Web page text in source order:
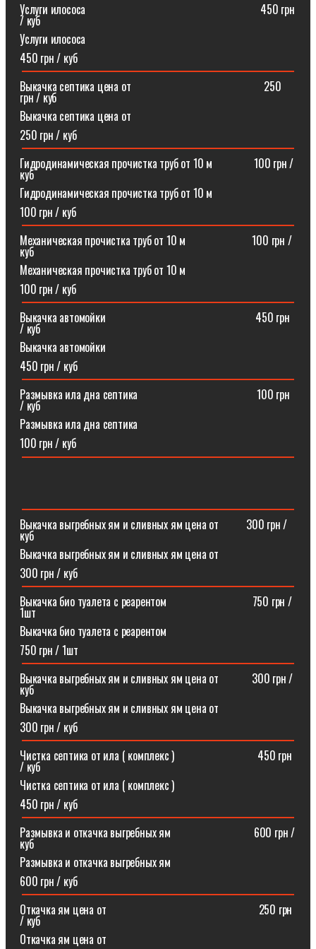
Услуги илососа⠀⠀⠀⠀⠀⠀⠀⠀⠀⠀⠀⠀⠀⠀⠀⠀⠀⠀⠀⠀⠀450 грн
/ куб
Услуги илососа
450 грн / куб
Выкачка септика цена от⠀⠀⠀⠀⠀⠀⠀⠀⠀⠀⠀⠀⠀⠀⠀⠀250
грн / куб
Выкачка септика цена от
250 грн / куб
Гидродинамическая прочистка труб от 10 м⠀⠀⠀⠀⠀100 грн /
куб
Гидродинамическая прочистка труб от 10 м
100 грн / куб
Механическая прочистка труб от 10 м⠀⠀⠀⠀⠀⠀⠀⠀100 грн /
куб
Механическая прочистка труб от 10 м
100 грн / куб
Выкачка автомойки⠀⠀⠀⠀⠀⠀⠀⠀⠀⠀⠀⠀⠀⠀⠀⠀⠀⠀450 грн
/ куб
Выкачка автомойки
450 грн / куб
Размывка ила дна септика ⠀⠀⠀⠀⠀⠀⠀⠀⠀⠀⠀⠀⠀⠀100 грн
/ куб
Размывка ила дна септика
100 грн / куб
Выкачка выгребных ям и сливных ям цена от ⠀⠀⠀300 грн /
куб
Выкачка выгребных ям и сливных ям цена от
300 грн / куб
Выкачка био туалета с реарентом ⠀⠀⠀⠀⠀⠀⠀⠀⠀⠀750 грн /
1шт
Выкачка био туалета с реарентом
750 грн / 1шт
Выкачка выгребных ям и сливных ям цена от⠀⠀⠀⠀300 грн /
куб
Выкачка выгребных ям и сливных ям цена от
300 грн / куб
Чистка септика от ила ( комплекс )⠀⠀⠀⠀⠀⠀⠀⠀⠀⠀450 грн
/ куб
Чистка септика от ила ( комплекс )
450 грн / куб
Размывка и откачка выгребных ям⠀⠀⠀⠀⠀⠀⠀⠀⠀⠀600 грн /
куб
Размывка и откачка выгребных ям
600 грн / куб
Откачка ям цена от ⠀⠀⠀⠀⠀⠀⠀⠀⠀⠀⠀⠀⠀⠀⠀⠀⠀⠀250 грн
/ куб
Откачка ям цена от